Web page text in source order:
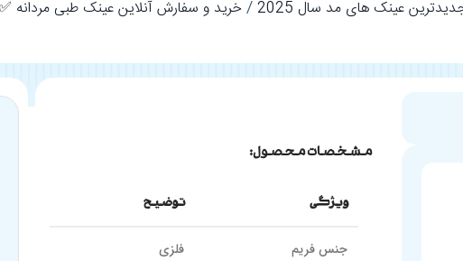
عینک های مد سال 2025 خرید و سفارش آنلاین عینک طبی مردانه
مشخصات محصول:
ویژگی توضیح
جنس فریم فلزی